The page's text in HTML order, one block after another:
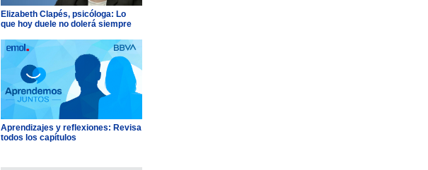
Elizabeth Clapés, psicóloga: Lo
que hoy duele no dolerá siempre
Aprendizajes y reflexiones: Revisa
todos los capítulos